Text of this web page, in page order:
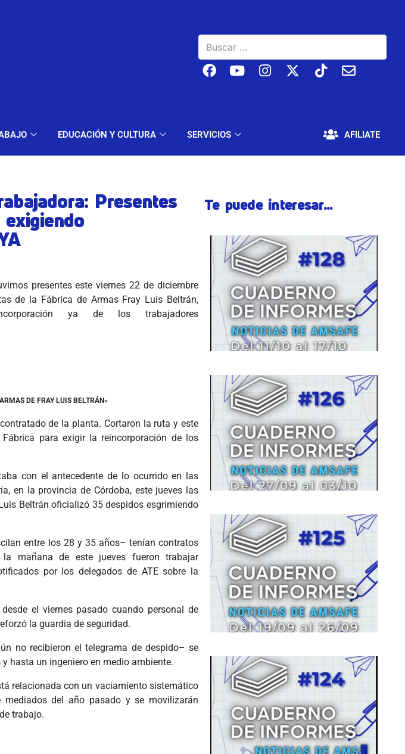
EDUCACIÓN Y CULTURA SERVICIOS AFILIATE
AREAS DE TRABAJO EDUCACIÓN Y CULTURA SERVICIOS
Presentes
presentes este viernes 22 de diciembre
de la Fábrica de Armas Fray Luis Beltrán,
ya de los trabajadores
DE FRAY LUIS BELTRÁN»
de la planta. Cortaron la ruta y este
para exigir la reincorporación de los
con el antecedente de lo ocurrido en las
en la provincia de Córdoba, este jueves las
Beltrán oficializó 35 despidos esgrimiendo
entre los 28 y 35 años– tenían contratos
mañana de este jueves fueron trabajar
por los delegados de ATE sobre la
el viernes pasado cuando personal de
la guardia de seguridad.
no recibieron el telegrama de despido– se
hasta un ingeniero en medio ambiente.
relacionada con un vaciamiento sistemático
del año pasado y se movilizarán
trabajo.
Te puede interesar...